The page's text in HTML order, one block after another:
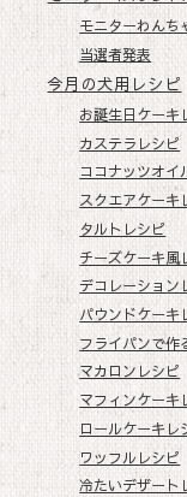
モニターわんち
当選者発表
今月の犬用レシピ
お誕生日ケーキ
カステラレシピ
ココナッツオイ
スクエアケーキ
タルトレシピ
チーズケーキ風
デコレーション
パウンドケーキ
フライパンで作
マカロンレシピ
マフィンケーキ
ロールケーキレ
ワッフルレシピ
冷たいデザート